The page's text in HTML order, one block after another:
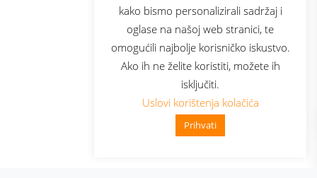
kako bismo personalizirali sadržaj i
oglase na našoj web stranici, te
omogućili najbolje korisničko iskustvo.
Ako ih ne želite koristiti, možete ih
isključiti.
Uslovi korištenja kolačića
Prihvati
👋 Zdravo, kako mogu pomoći